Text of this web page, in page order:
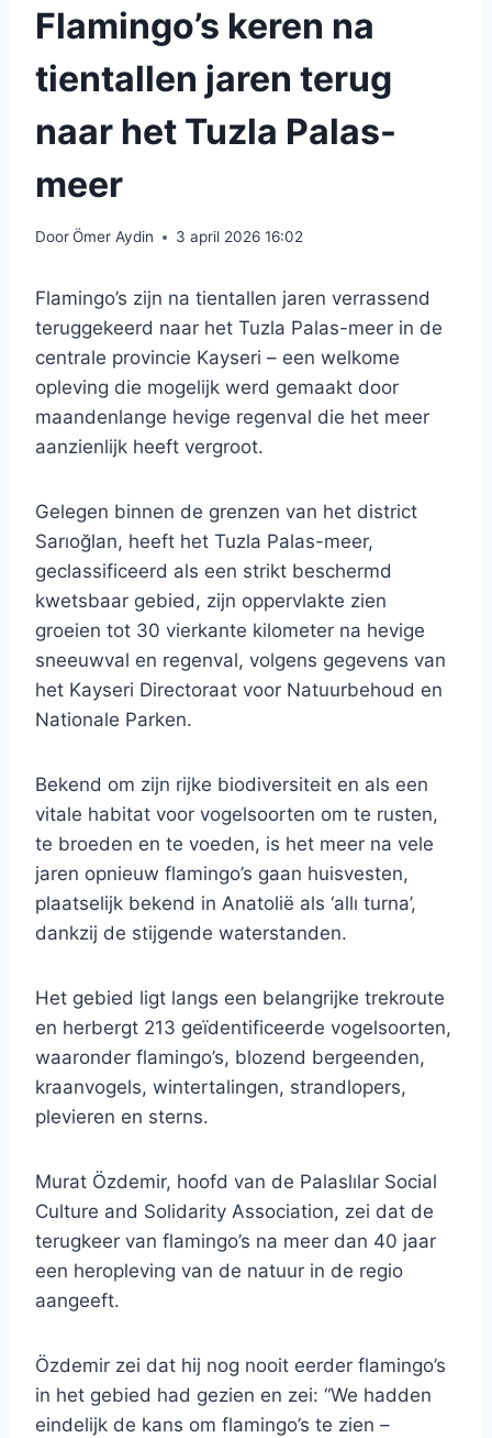
Flamingo’s keren na
tientallen jaren terug
naar het Tuzla Palas-
meer
DoorÖmer Aydin 3 april 2026 16:02
Flamingo’s zijn na tientallen jaren verrassend
teruggekeerd naar het Tuzla Palas-meer in de
centrale provincie Kayseri – een welkome
opleving die mogelijk werd gemaakt door
maandenlange hevige regenval die het meer
aanzienlijk heeft vergroot.
Gelegen binnen de grenzen van het district
Sarıoğlan, heeft het Tuzla Palas-meer,
geclassificeerd als een strikt beschermd
kwetsbaar gebied, zijn oppervlakte zien
groeien tot 30 vierkante kilometer na hevige
sneeuwval en regenval, volgens gegevens van
het Kayseri Directoraat voor Natuurbehoud en
Nationale Parken.
Bekend om zijn rijke biodiversiteit en als een
vitale habitat voor vogelsoorten om te rusten,
te broeden en te voeden, is het meer na vele
jaren opnieuw flamingo’s gaan huisvesten,
plaatselijk bekend in Anatolië als ‘allı turna’,
dankzij de stijgende waterstanden.
Het gebied ligt langs een belangrijke trekroute
en herbergt 213 geïdentificeerde vogelsoorten,
waaronder flamingo’s, blozend bergeenden,
kraanvogels, wintertalingen, strandlopers,
plevieren en sterns.
Murat Özdemir, hoofd van de Palaslılar Social
Culture and Solidarity Association, zei dat de
terugkeer van flamingo’s na meer dan 40 jaar
een heropleving van de natuur in de regio
aangeeft.
Özdemir zei dat hij nog nooit eerder flamingo’s
in het gebied had gezien en zei: “We hadden
eindelijk de kans om flamingo’s te zien –